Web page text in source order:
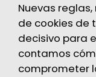
Nuevas
de cookies de
decisivo para
contamos
comprometer